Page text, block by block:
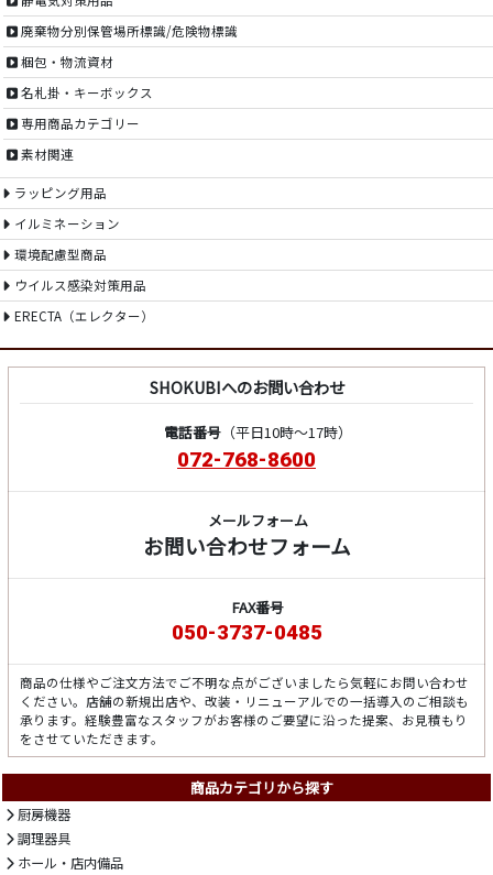
廃棄物分別保管場所標識/危険物標識
梱包・物流資材
名札掛・キーボックス
専用商品カテゴリー
素材関連
ラッピング用品
イルミネーション
環境配慮型商品
ウイルス感染対策用品
ERECTA（エレクター）
SHOKUBIへのお問い合わせ
電話番号（平日10時～17時）
072-768-8600
メールフォーム
お問い合わせフォーム
FAX番号
050-3737-0485
商品の仕様やご注文方法でご不明な点がございましたら気軽にお問い合わせ
ください。店舗の新規出店や、改装・リニューアルでの一括導入のご相談も
承ります。経験豊富なスタッフがお客様のご要望に沿った提案、お見積もり
をさせていただきます。
商品カテゴリから探す
厨房機器
調理器具
ホール・店内備品